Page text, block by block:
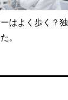
はよく歩く？独
。